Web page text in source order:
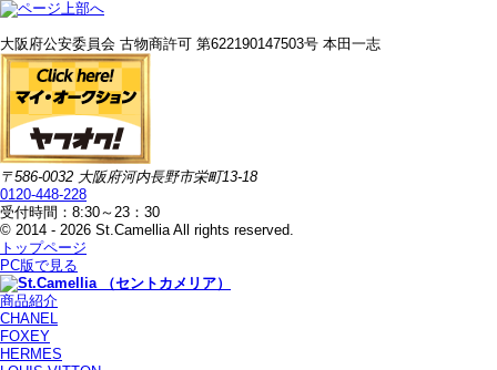
大阪府公安委員会 古物商許可 第622190147503号 本田一志
〒586-0032 大阪府河内長野市栄町13-18
0120-448-228
受付時間：8:30～23：30
© 2014 - 2026 St.Camellia All rights reserved.
トップページ
PC版で見る
商品紹介
CHANEL
FOXEY
HERMES